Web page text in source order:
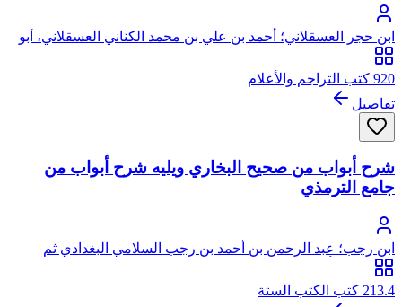
ابن حجر العسقلاني؛ أحمد بن علي بن محمد الكناني العسقلاني، أبو
الفضل، شهاب الدين، ابن حجر
920 كتب التراجم والأعلام
تفاصيل
شرح أبواب من صحيح البخاري ويليه شرح أبواب من
جامع الترمذي
ابن رجب؛ عبد الرحمن بن أحمد بن رجب السلامي البغدادي ثم
الدمشقي، أبو الفرج، زين الدين
213.4 كتب الكتب الستة